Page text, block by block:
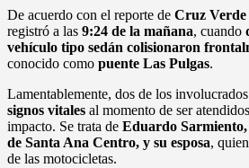
De acuerdo con el reporte de Cruz Verde
registró a las 9:24 de la mañana, cuando
vehículo tipo sedán colisionaron
conocido como puente Las Pulgas.
Lamentablemente, dos de los involucrados
signos vitales al momento de ser
impacto. Se trata de Eduardo
de Santa Ana Centro, y su esposa,
de las motocicletas.